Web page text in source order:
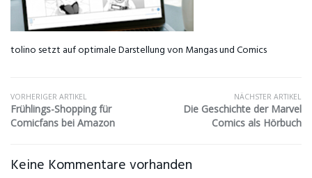
tolino setzt auf optimale Darstellung von Mangas und Comics
VORHERIGER ARTIKEL
Frühlings-Shopping für
Comicfans bei Amazon
NÄCHSTER ARTIKEL
Die Geschichte der Marvel
Comics als Hörbuch
Keine Kommentare vorhanden